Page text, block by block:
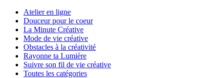
Atelier en ligne
Douceur pour le coeur
La Minute Créative
Mode de vie créative
Obstacles à la créativité
Rayonne ta Lumière
Suivre son fil de vie créative
Toutes les catégories